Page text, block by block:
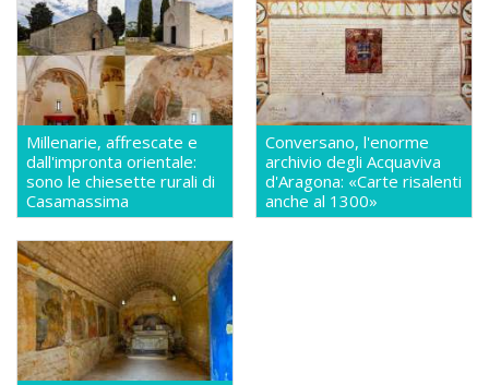
Millenarie, affrescate e
dall'impronta orientale:
sono le chiesette rurali di
Casamassima
Conversano, l'enorme
archivio degli Acquaviva
d'Aragona: «Carte risalenti
anche al 1300»